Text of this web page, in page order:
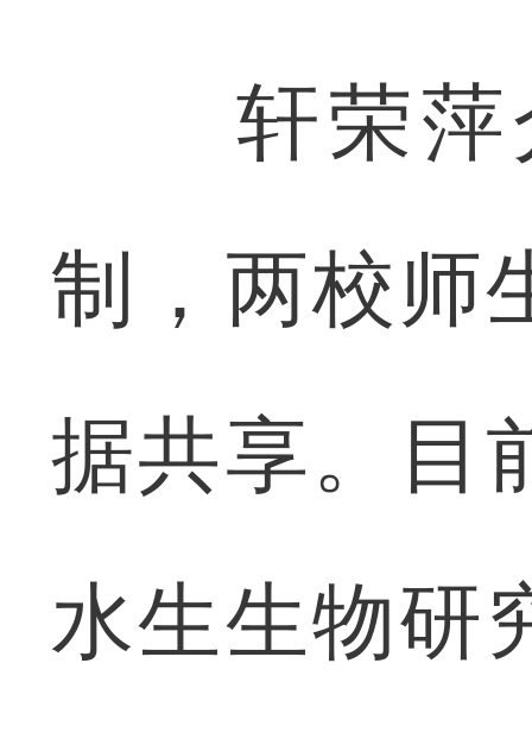
轩荣萍介
制，两校师
据共享。目
水生生物研